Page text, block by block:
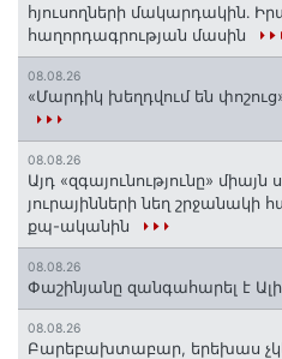
հյուսողների մակարդակին․
հաղորդագրության մասին
08.08.26
«Մարդիկ խեղդվում են
08.08.26
Այդ «զգայունությունը»
յուրայինների նեղ շրջանակի
քպ-ականին
08.08.26
Փաշինյանը զանգահարել է
08.08.26
Բարեբախտաբար, երեխաս